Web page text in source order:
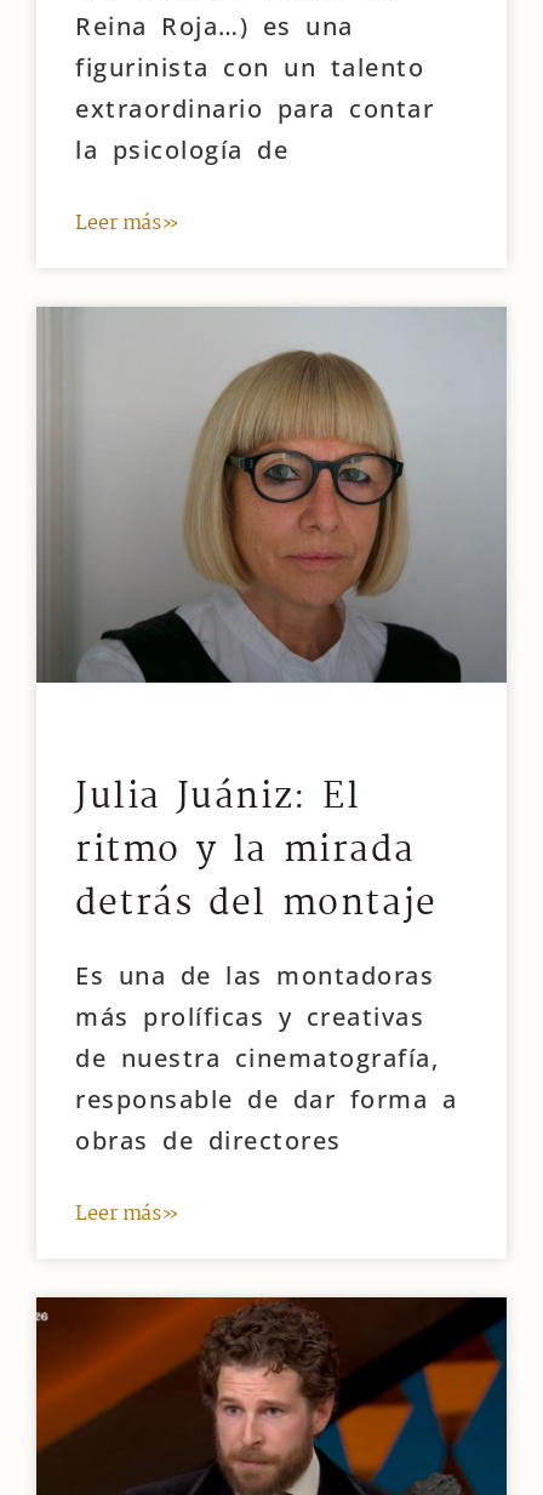
Reina Roja…) es una
figurinista con un talento
extraordinario para contar
la psicología de
Leer más»
Julia Juániz: El
ritmo y la mirada
detrás del montaje
Es una de las montadoras
más prolíficas y creativas
de nuestra cinematografía,
responsable de dar forma a
obras de directores
Leer más»